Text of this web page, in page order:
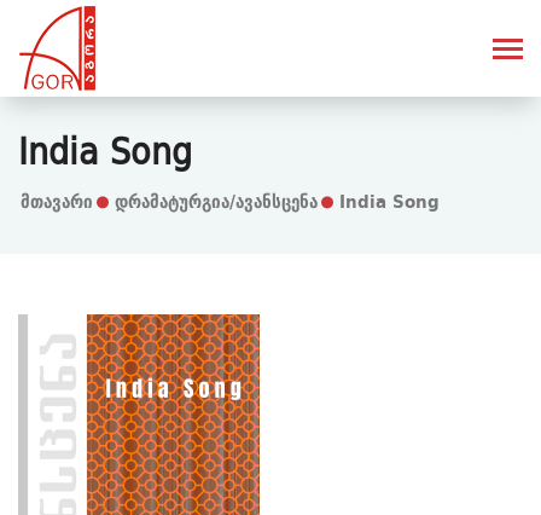
India Song
Მთავარი Დრამატურგია/ავანსცენა India Song